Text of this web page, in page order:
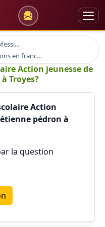
Orientation Professionnelle
Institutions en france social
Action jeunesse de
Troyes?
Action
pédron à
la question